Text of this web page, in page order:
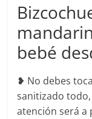
bebé
❥ No debes
sanitizado
atención será a